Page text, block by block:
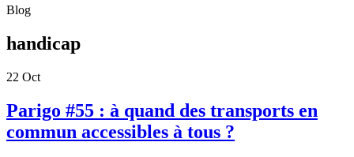
Blog
handicap
22 Oct
Parigo #55 : à quand des transports en
commun accessibles à tous ?